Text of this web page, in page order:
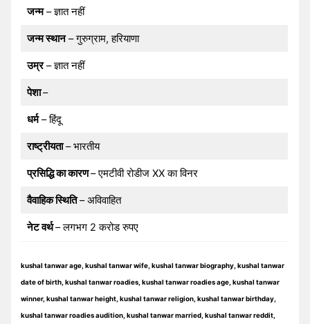
जन्म– ज्ञात नहीं
जन्म स्थान– गुरुग्राम, हरियाणा
उम्र– ज्ञात नहीं
पेशा–
धर्म– हिंदू
राष्ट्रीयता– भारतीय
प्रसिद्धि का कारण– एमटीवी रोडीज XX का विनर
वैवाहिक स्थिति– अविवाहित
नेट वर्थ– लगभग 2 करोड रुपए
kushal tanwar age, kushal tanwar wife, kushal tanwar biography, kushal tanwar
date of birth, kushal tanwar roadies, kushal tanwar roadies age, kushal tanwar
winner, kushal tanwar height, kushal tanwar religion, kushal tanwar birthday,
kushal tanwar roadies audition, kushal tanwar married, kushal tanwar reddit,